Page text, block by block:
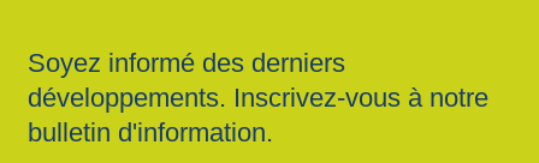
Soyez informé des derniers
développements. Inscrivez-vous à notre
bulletin d'information.